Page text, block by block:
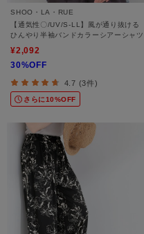
SHOO・LA・RUE
【通気性〇/UV/S-LL】風が通り抜ける
ひんやり半袖バンドカラーシアーシャツ
¥2,092
30%OFF
4.7 (3件)
さらに10%OFF